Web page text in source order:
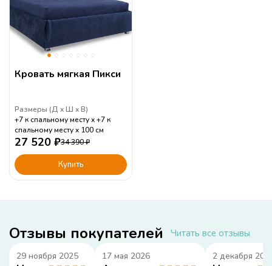
Кровать мягкая Пикси
Размеры (Д Ш В)
+7 к спальному месту
+7 к
спальному месту
100 см
27 520 ₽34 390₽
Купить
Отзывы покупателей Читать все отзывы
29 ноября 2025 17 мая 2026 2 декабря